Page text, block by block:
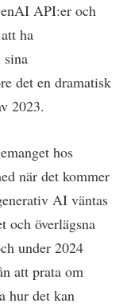
API:er och
ha
det en dramatisk
2023.
hos
när det kommer
AI väntas
och överlägsna
under 2024
att prata om
hur det kan